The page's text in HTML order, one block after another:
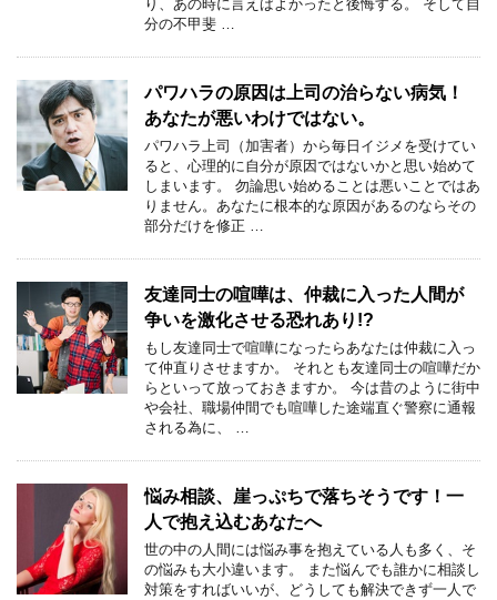
り、あの時に言えばよかったと後悔する。 そして自
分の不甲斐 …
パワハラの原因は上司の治らない病気！
あなたが悪いわけではない。
パワハラ上司（加害者）から毎日イジメを受けてい
ると、心理的に自分が原因ではないかと思い始めて
しまいます。 勿論思い始めることは悪いことではあ
りません。あなたに根本的な原因があるのならその
部分だけを修正 …
友達同士の喧嘩は、仲裁に入った人間が
争いを激化させる恐れあり!?
もし友達同士で喧嘩になったらあなたは仲裁に入っ
て仲直りさせますか。 それとも友達同士の喧嘩だか
らといって放っておきますか。 今は昔のように街中
や会社、職場仲間でも喧嘩した途端直ぐ警察に通報
される為に、 …
悩み相談、崖っぷちで落ちそうです！一
人で抱え込むあなたへ
世の中の人間には悩み事を抱えている人も多く、そ
の悩みも大小違います。 また悩んでも誰かに相談し
対策をすればいいが、どうしても解決できず一人で